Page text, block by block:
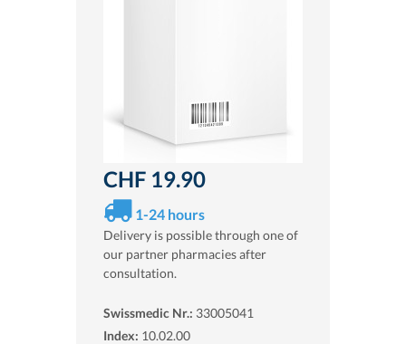
CHF 19.90
1-24 hours
Delivery is possible through one of
our partner pharmacies after
consultation.
Swissmedic Nr.: 33005041
Index: 10.02.00